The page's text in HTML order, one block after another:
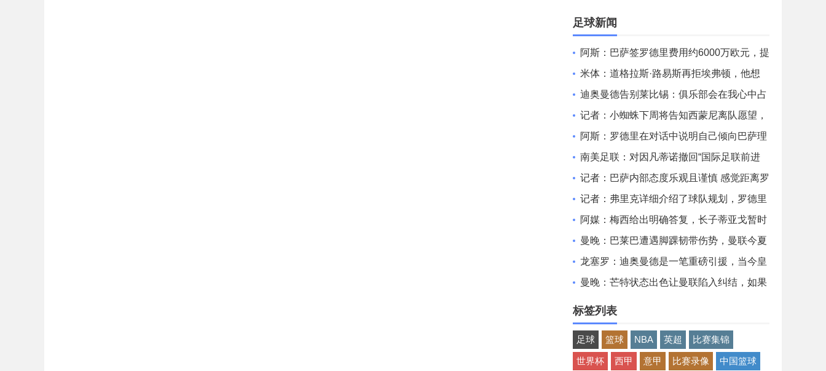
格罗瓦世界波制胜穆德里克时隔614天复出
足球新闻
阿斯：巴萨签罗德里费用约6000万欧元，提
供4年税前3000万欧合同
米体：道格拉斯·路易斯再拒埃弗顿，他想
留队 但俱乐部尚未敲定
迪奥曼德告别莱比锡：俱乐部会在我心中占
据特殊位置，感谢所有
记者：小蜘蛛下周将告知西蒙尼离队愿望，
并希望得到理解和帮助
阿斯：罗德里在对话中说明自己倾向巴萨理
由，皇马对此理解＆祝好
南美足联：对因凡蒂诺撤回“国际足联前进
企业计划”提案表示欢迎
记者：巴萨内部态度乐观且谨慎 感觉距离罗
德里转会完成更近了
记者：弗里克详细介绍了球队规划，罗德里
非常认可并选择加盟巴萨
阿媒：梅西给出明确答复，长子蒂亚戈暂时
不会前往拉玛西亚青训
曼晚：巴莱巴遭遇脚踝韧带伤势，曼联今夏
大概率不会继续追求他
龙塞罗：迪奥曼德是一笔重磅引援，当今皇
马坐拥世界独一档攻击线
曼晚：芒特状态出色让曼联陷入纠结，如果
想四线争冠可能还得买人
标签列表
足球 篮球 NBA 英超 比赛集锦
世界杯 西甲 意甲 比赛录像 中国篮球